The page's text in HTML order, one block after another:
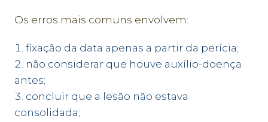
Os erros mais comuns envolvem:
fixação da data apenas a partir da perícia;
não considerar que houve auxílio-doença
antes;
concluir que a lesão não estava
consolidada;